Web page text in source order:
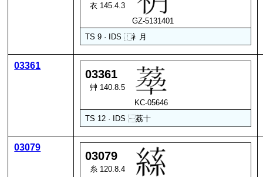
衣 145.4.3
GZ-5131401
TS 9 · IDS⿰衤 月
03361
03361
艸 140.8.5
KC-05646
TS 12 · IDS⿱荔十
03079
03079
糸 120.8.4